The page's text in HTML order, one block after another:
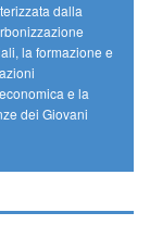
dalla
la formazione e
e la
dei Giovani